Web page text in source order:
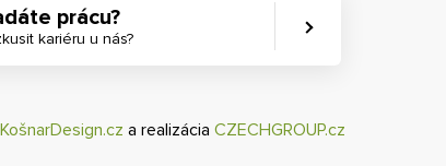
prácu?
kariéru u nás?
KošnarDesign.cz a realizácia CZECHGROUP.cz